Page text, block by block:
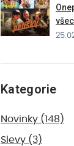
Kategorie
Novinky (148)
Slevy (3)